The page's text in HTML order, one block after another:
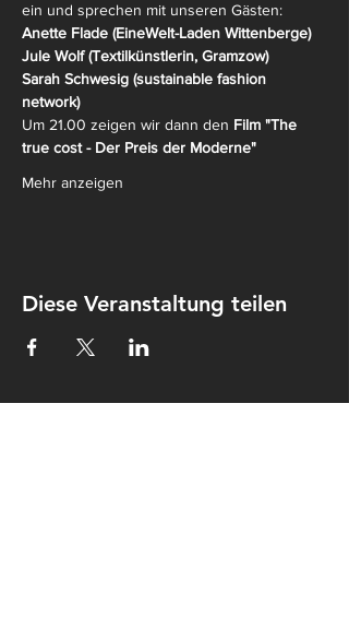
ein und sprechen mit unseren Gästen:
Anette Flade (EineWelt-Laden Wittenberge)
Jule Wolf (Textilkünstlerin, Gramzow)
Sarah Schwesig (sustainable fashion
network)
Um 21.00 zeigen wir dann den Film "The
true cost - Der Preis der Moderne"
Mehr anzeigen
Diese Veranstaltung teilen